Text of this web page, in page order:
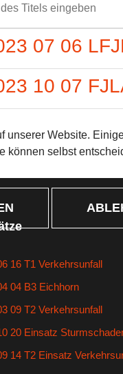
07 06
10 07
16 T1 Verkehrsunfall
04 B3 Eichhorn
09 T2 Verkehrsunfall
20 Einsatz
14 T2 Einsatz
unserer Website.
können selbst